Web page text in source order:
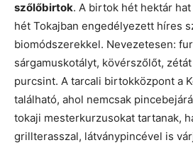
szőlőbirtok. A birtok hét hektár
hét Tokajban engedélyezett híres
biomódszerekkel. Nevezetesen:
sárgamuskotályt, kövérszőlőt,
purcsint. A tarcali birtokközpont a
található, ahol nemcsak
tokaji mesterkurzusokat tartanak,
grillterasszal, látványpincével is